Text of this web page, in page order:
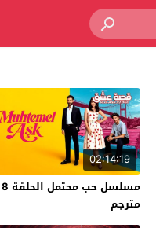
02:14:19
مسلسل حب محتمل الحلقة 8
مترجم